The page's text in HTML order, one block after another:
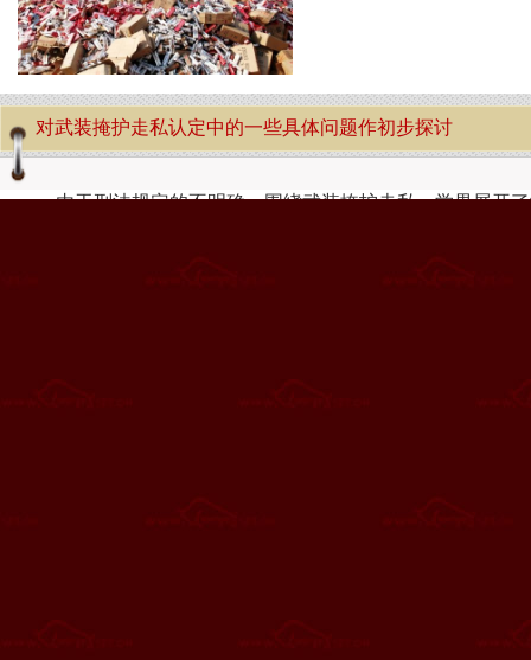
对武装掩护走私认定中的一些具体问题作初步探讨
由于刑法规定的不明确，围绕武装掩护走私，学界展开